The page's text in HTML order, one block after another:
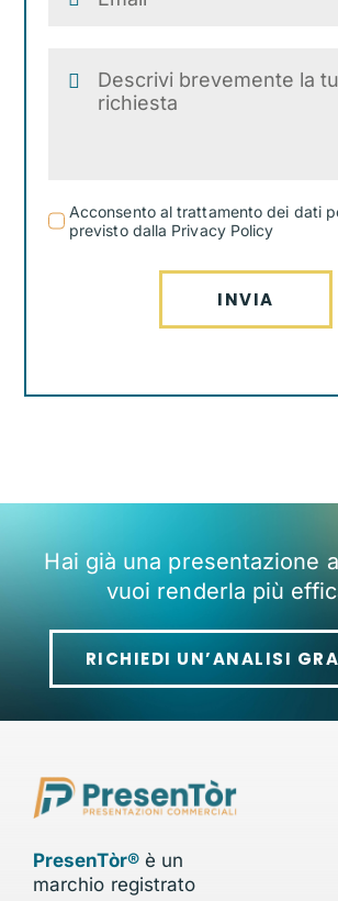
Acconsento al trattamento dei dati
previsto dalla Privacy Policy
INVIA
Hai già una presentazione
vuoi renderla più
RICHIEDI UN’ANALISI
PresenTòr®è un
marchio registrato